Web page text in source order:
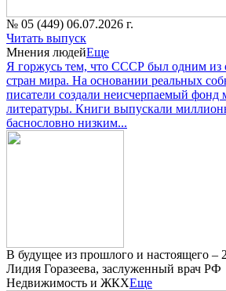
№ 05 (449) 06.07.2026 г.
Читать выпуск
Мнения людейЕще
Я горжусь тем, что СССР был одним
стран мира. На основании реальных
писатели создали неисчерпаемый фонд
литературы. Книги выпускали
баснословно низким...
В будущее из прошлого и настоящего – 2
Лидия Горазеева, заслуженный врач РФ
Недвижимость и ЖКХЕще